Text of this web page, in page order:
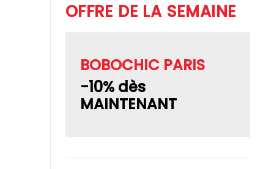
OFFRE DE LA SEMAINE
BOBOCHIC PARIS
-10% dès
MAINTENANT